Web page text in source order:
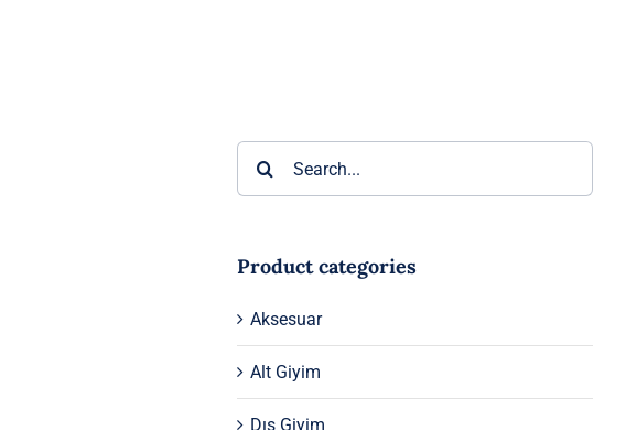
Product categories
Aksesuar
Alt Giyim
Dış Giyim